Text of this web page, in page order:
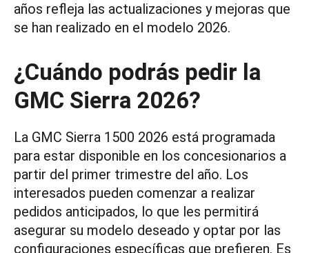
años refleja las actualizaciones y mejoras que
se han realizado en el modelo 2026.
¿Cuándo podrás pedir la
GMC Sierra 2026?
La GMC Sierra 1500 2026 está programada
para estar disponible en los concesionarios a
partir del primer trimestre del año. Los
interesados pueden comenzar a realizar
pedidos anticipados, lo que les permitirá
asegurar su modelo deseado y optar por las
configuraciones específicas que prefieren. Es